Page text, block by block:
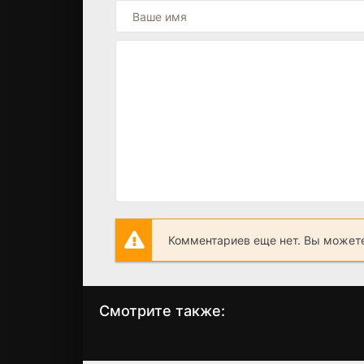
Комментариев еще нет. Вы
Смотрите также: